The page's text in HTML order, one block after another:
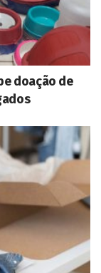
doação de